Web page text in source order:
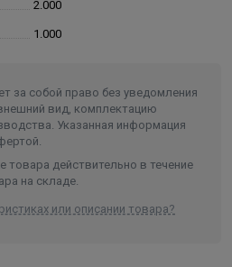
2.000
1.000
за собой право без уведомления
вид, комплектацию
Указанная информация
действительно в течение
на складе.
или описании товара?